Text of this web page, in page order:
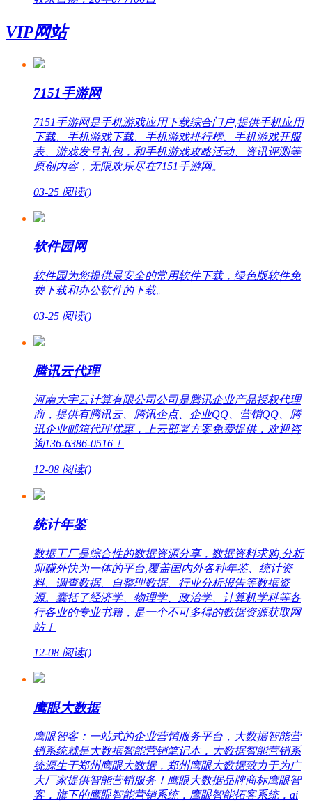
VIP网站
7151手游网
7151手游网是手机游戏应用下载综合门户,提供手机应用
下载、手机游戏下载、手机游戏排行榜、手机游戏开服
表、游戏发号礼包，和手机游戏攻略活动、资讯评测等
原创内容，无限欢乐尽在7151手游网。
03-25 阅读()
软件园网
软件园为您提供最安全的常用软件下载，绿色版软件免
费下载和办公软件的下载。
03-25 阅读()
腾讯云代理
河南大宇云计算有限公司公司是腾讯企业产品授权代理
商，提供有腾讯云、腾讯企点、企业QQ、营销QQ、腾
讯企业邮箱代理优惠，上云部署方案免费提供，欢迎咨
询136-6386-0516！
12-08 阅读()
统计年鉴
数据工厂是综合性的数据资源分享，数据资料求购,分析
师赚外快为一体的平台,覆盖国内外各种年鉴、统计资
料、调查数据、自整理数据、行业分析报告等数据资
源。囊括了经济学、物理学、政治学、计算机学科等各
行各业的专业书籍，是一个不可多得的数据资源获取网
站！
12-08 阅读()
鹰眼大数据
鹰眼智客：一站式的企业营销服务平台，大数据智能营
销系统就是大数据智能营销笔记本，大数据智能营销系
统源生于郑州鹰眼大数据，郑州鹰眼大数据致力于为广
大厂家提供智能营销服务！鹰眼大数据品牌商标鹰眼智
客，旗下的鹰眼智能营销系统，鹰眼智能拓客系统，ai